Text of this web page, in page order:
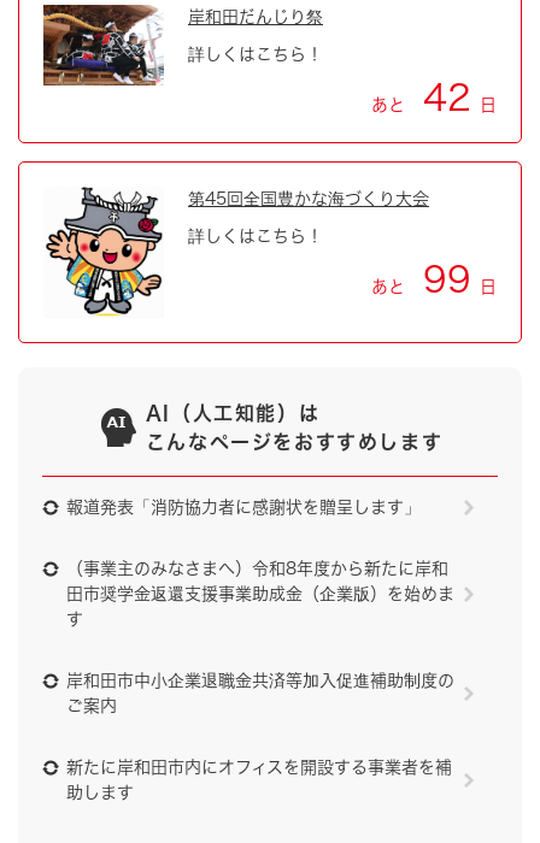
岸和田だんじり祭
詳しくはこちら！
あと 42 日
第45回全国豊かな海づくり大会
詳しくはこちら！
あと 99 日
AI（人工知能）は
こんなページをおすすめします
報道発表「消防協力者に感謝状を贈呈します」
（事業主のみなさまへ）令和8年度から新たに岸和
田市奨学金返還支援事業助成金（企業版）を始めま
す
岸和田市中小企業退職金共済等加入促進補助制度の
ご案内
新たに岸和田市内にオフィスを開設する事業者を補
助します